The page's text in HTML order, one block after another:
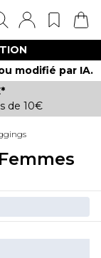
modifié par IA.
de 10€